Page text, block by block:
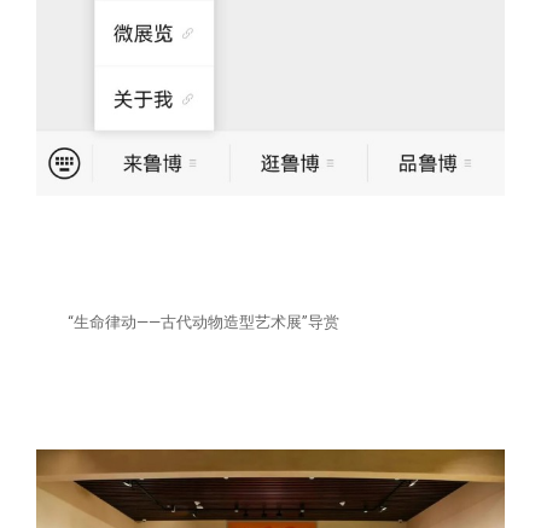
“生命律动——古代动物造型艺术展”导赏